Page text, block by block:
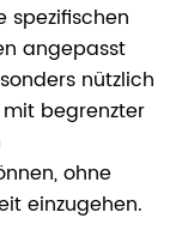
spezifischen
angepasst
nützlich
begrenzter
ohne
einzugehen.